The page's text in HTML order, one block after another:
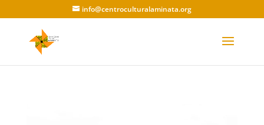
info@centroculturalaminata.org